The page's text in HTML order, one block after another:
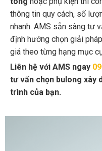
thông tin quy cách, số
nhanh. AMS sẵn sàng tư
định hướng chọn giải
giá theo từng hạng mục
Liên hệ với AMS ngay
tư vấn chọn bulong xây
trình của bạn.